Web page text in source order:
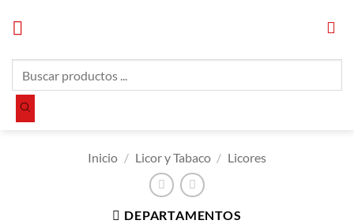
productos
Inicio / Licor y Tabaco / Licores
DEPARTAMENTOS